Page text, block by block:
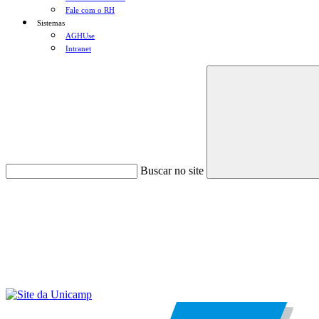
Fale com o RH
Sistemas
AGHUse
Intranet
Buscar no site